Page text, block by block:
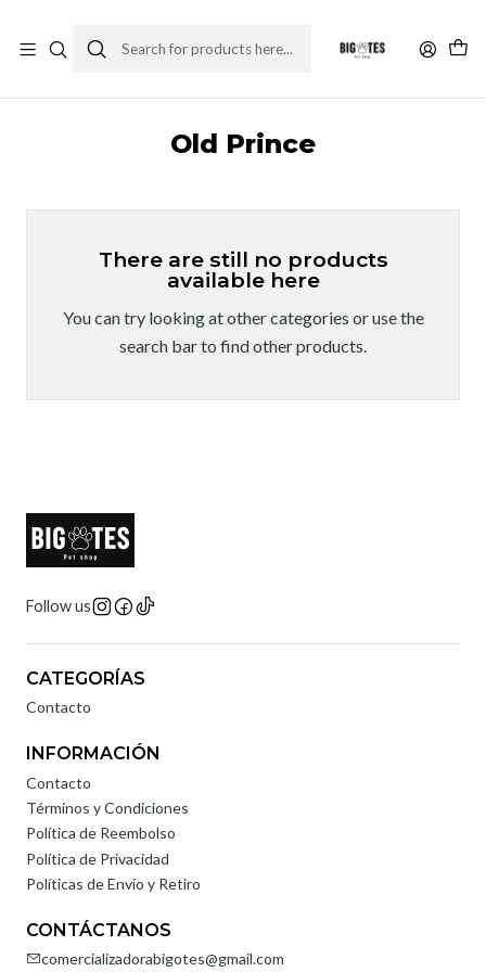
Old Prince
There are still no products
available here
You can try looking at other categories or use the
search bar to find other products.
Follow us
CATEGORÍAS
Contacto
INFORMACIÓN
Contacto
Términos y Condiciones
Política de Reembolso
Política de Privacidad
Políticas de Envío y Retiro
CONTÁCTANOS
comercializadorabigotes@gmail.com